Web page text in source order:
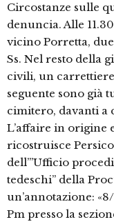
Circostanze sulle
denuncia. Alle
vicino Porretta,
Ss. Nel resto della
civili, un
seguente sono già
cimitero, davanti a
L’affaire in origine
ricostruisce
dell’”Ufficio
tedeschi” della
un’annotazione:
Pm presso la